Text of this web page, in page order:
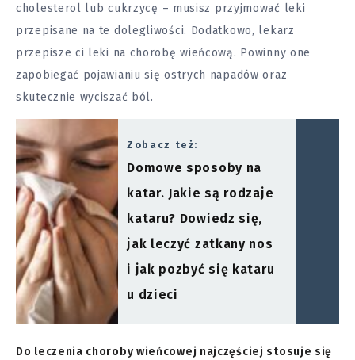
cholesterol lub cukrzycę – musisz przyjmować leki
przepisane na te dolegliwości. Dodatkowo, lekarz
przepisze ci leki na chorobę wieńcową. Powinny one
zapobiegać pojawianiu się ostrych napadów oraz
skutecznie wyciszać ból.
Zobacz też:
Domowe sposoby na
katar. Jakie są rodzaje
kataru? Dowiedz się,
jak leczyć zatkany nos
i jak pozbyć się kataru
u dzieci
Do leczenia choroby wieńcowej najczęściej stosuje się